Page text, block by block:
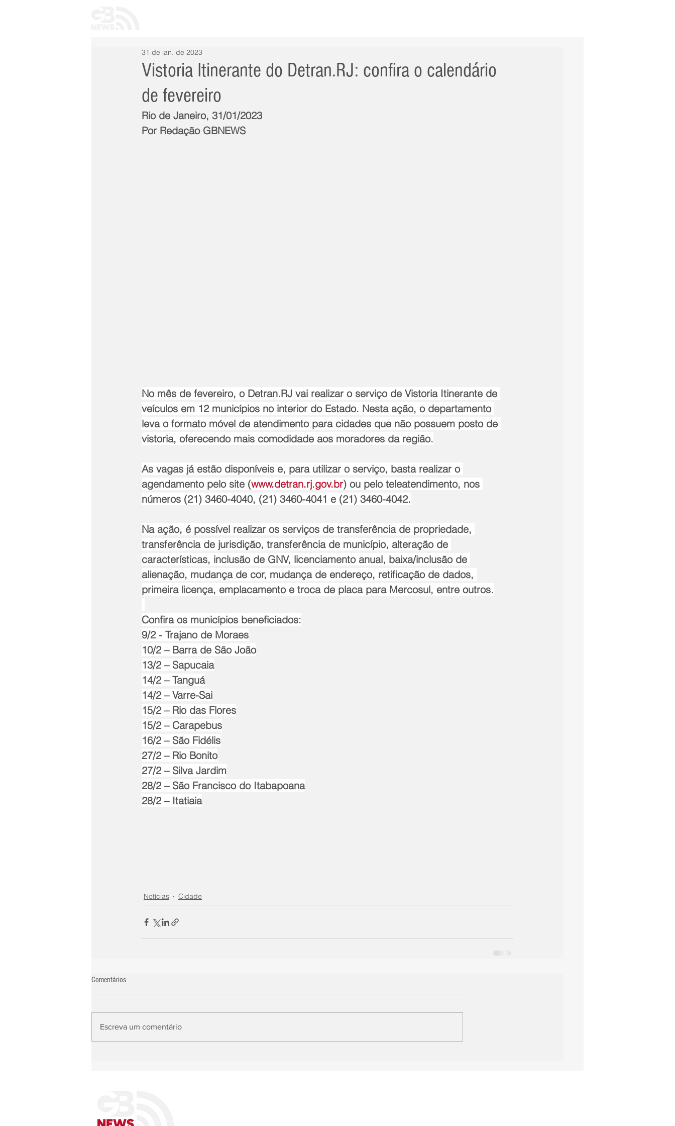
Vistoria Itinerante do Detran.RJ: confira o calendário
de fevereiro
31 de jan. de 2023
Rio de Janeiro, 31/01/2023
Por Redação GBNEWS
No mês de fevereiro, o Detran.RJ vai realizar o serviço de Vistoria Itinerante de
veículos em 12 municípios no interior do Estado. Nesta ação, o departamento
leva o formato móvel de atendimento para cidades que não possuem posto de
vistoria, oferecendo mais comodidade aos moradores da região.
As vagas já estão disponíveis e, para utilizar o serviço, basta realizar o
agendamento pelo site (www.detran.rj.gov.br) ou pelo teleatendimento, nos
números (21) 3460-4040, (21) 3460-4041 e (21) 3460-4042.
Na ação, é possível realizar os serviços de transferência de propriedade,
transferência de jurisdição, transferência de município, alteração de
características, inclusão de GNV, licenciamento anual, baixa/inclusão de
alienação, mudança de cor, mudança de endereço, retificação de dados,
primeira licença, emplacamento e troca de placa para Mercosul, entre outros.
Confira os municípios beneficiados:
9/2 - Trajano de Moraes
10/2 – Barra de São João
13/2 – Sapucaia
14/2 – Tanguá
14/2 – Varre-Sai
15/2 – Rio das Flores
15/2 – Carapebus
16/2 – São Fidélis
27/2 – Rio Bonito
27/2 – Silva Jardim
28/2 – São Francisco do Itabapoana
28/2 – Itatiaia
Notícias Cidade
Comentários
Escreva um comentário